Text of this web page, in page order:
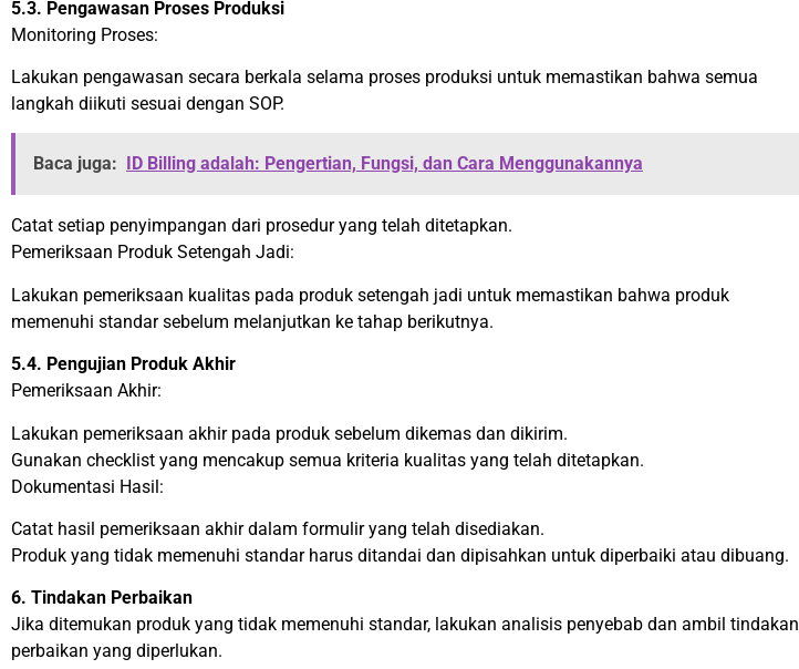
5.3. Pengawasan Proses Produksi
Monitoring Proses:
Lakukan pengawasan secara berkala selama proses produksi untuk memastikan bahwa semua
langkah diikuti sesuai dengan SOP.
Baca juga: ID Billing adalah: Pengertian, Fungsi, dan Cara Menggunakannya
Catat setiap penyimpangan dari prosedur yang telah ditetapkan.
Pemeriksaan Produk Setengah Jadi:
Lakukan pemeriksaan kualitas pada produk setengah jadi untuk memastikan bahwa produk
memenuhi standar sebelum melanjutkan ke tahap berikutnya.
5.4. Pengujian Produk Akhir
Pemeriksaan Akhir:
Lakukan pemeriksaan akhir pada produk sebelum dikemas dan dikirim.
Gunakan checklist yang mencakup semua kriteria kualitas yang telah ditetapkan.
Dokumentasi Hasil:
Catat hasil pemeriksaan akhir dalam formulir yang telah disediakan.
Produk yang tidak memenuhi standar harus ditandai dan dipisahkan untuk diperbaiki atau dibuang.
6. Tindakan Perbaikan
Jika ditemukan produk yang tidak memenuhi standar, lakukan analisis penyebab dan ambil tindakan
perbaikan yang diperlukan.